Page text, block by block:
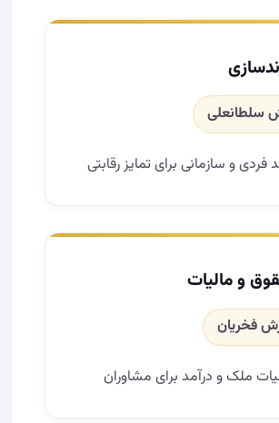
سلطانعلی
و سازمانی برای تمایز رقابتی
و مالیات
فخریان
ملک و درآمد برای مشاوران